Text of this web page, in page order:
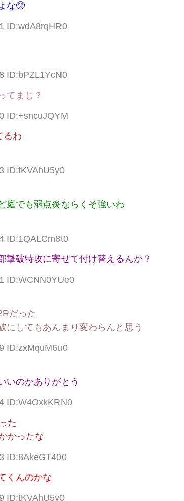
な🥺
ID:wdA8rqHR0
ID:bPZL1YcN0
てまじ？
ID:+sncuJQYM
るわ
ID:tKVAhU5y0
庭でも弱点炎ならくそ強いわ
ID:1QALCm8t0
撃破特攻に寄せて付け替えるんか？
ID:WCNN0YUe0
だった
にしてもあんまり変わらんと思う
ID:zxMquM6u0
いのかありがとう
ID:W4OxkKRN0
た
かったな
ID:8AkeGT400
くんのかな
ID:tKVAhU5y0